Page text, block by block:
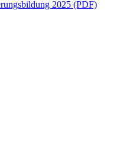
2025 (PDF)